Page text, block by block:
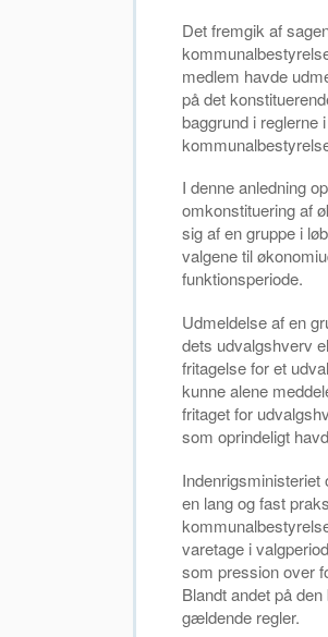
Det fremgik af
medlem havde
på det
baggrund i reglerne
I denne anledning
omkonstituering af
sig af en gruppe i
valgene til
funktionsperiode.
Udmeldelse af en
dets udvalgshverv
fritagelse for et
kunne alene
fritaget for
som oprindeligt
en lang og fast
varetage i
som pression over
Blandt andet på
gældende regler.